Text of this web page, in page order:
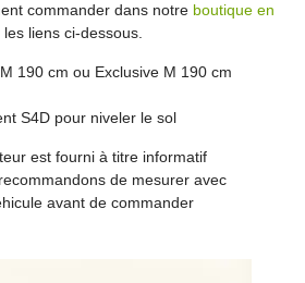
commander dans notre boutique en
les liens ci-dessous.
190 cm ou Exclusive M 190 cm
S4D pour niveler le sol
est fourni à titre informatif
de mesurer avec
avant de commander